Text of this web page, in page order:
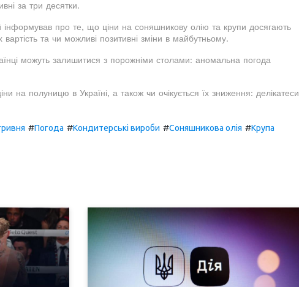
за три десятки.
про те, що ціни на соняшникову олію та крупи досягають
вартість та чи можливі позитивні зміни в майбутньому.
можуть залишитися з порожніми столами: аномальна погода
на полуницю в Україні, а також чи очікується їх зниження: делікатеси
#Погода #Кондитерські вироби #Соняшникова олія #Крупа